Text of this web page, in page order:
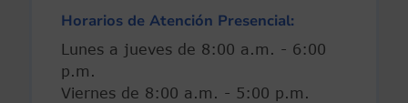
Horarios de Atención Presencial:
Lunes a jueves de 8:00 a.m. - 6:00
p.m.
Viernes de 8:00 a.m. - 5:00 p.m.